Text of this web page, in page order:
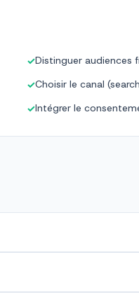
✓Distinguer audiences
✓Choisir le canal
✓Intégrer le